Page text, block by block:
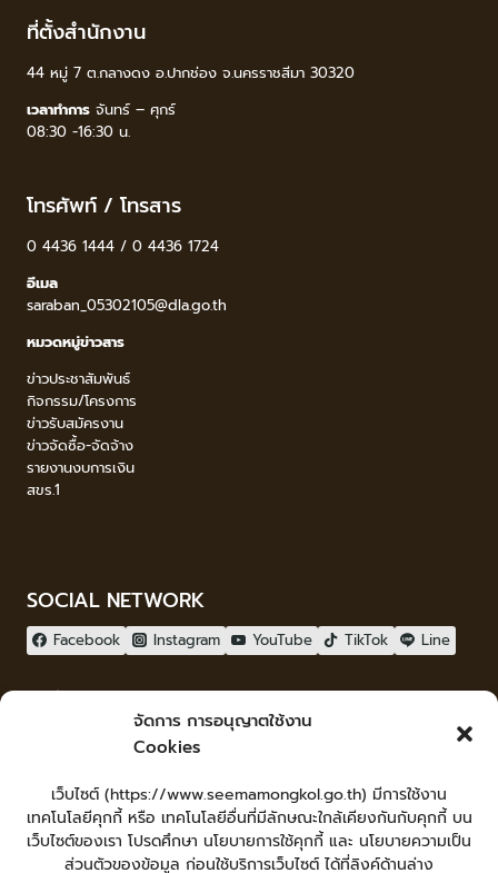
จัดการ การอนุญาตใช้งาน
Cookies
เว็บไซต์ (https://www.seemamongkol.go.th) มีการใช้งาน
เทคโนโลยีคุกกี้ หรือ เทคโนโลยีอื่นที่มีลักษณะใกล้เคียงกันกับคุกกี้ บน
เว็บไซต์ของเรา โปรดศึกษา นโยบายการใช้คุกกี้ และ นโยบายความเป็น
ส่วนตัวของข้อมูล ก่อนใช้บริการเว็บไซต์ ได้ที่ลิงค์ด้านล่าง
ที่ตั้งสำนักงาน
44 หมู่ 7 ต.กลางดง อ.ปากช่อง จ.นครราชสีมา 30320
เวลาทำการ จันทร์ – ศุกร์
08:30 -16:30 น.
โทรศัพท์ / โทรสาร
0 4436 1444 / 0 4436 1724
อีเมล
saraban_05302105@dla.go.th
หมวดหมู่ข่าวสาร
ข่าวประชาสัมพันธ์
กิจกรรม/โครงการ
ข่าวรับสมัครงาน
ข่าวจัดซื้อ-จัดจ้าง
รายงานงบการเงิน
สขร.1
SOCIAL NETWORK
Facebook Instagram YouTube TikTok Line
LopburiWebdesign.com
Login
เข้าสู่ระบบ